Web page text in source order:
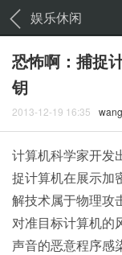
娱乐休闲
恐怖啊：捕捉
钥
2013-12-19 16:35
计算机科学家开发
捉计算机在展示加
解技术属于物理攻
对准目标计算机的
声音的恶意程序感